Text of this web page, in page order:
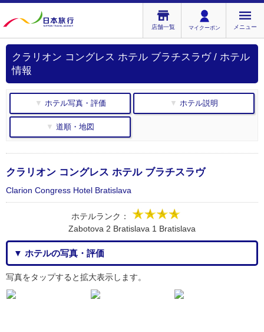
店舗一覧 マイクーポン メニュー
クラリオン コングレス ホテル ブラチスラヴ / ホテル
情報
▼ ホテル写真・評価 ▼ ホテル説明
▼ 道順・地図
クラリオン コングレス ホテル ブラチスラヴ
Clarion Congress Hotel Bratislava
ホテルランク：
Zabotova 2 Bratislava 1 Bratislava
▼ ホテルの写真・評価
写真をタップすると拡大表示します。